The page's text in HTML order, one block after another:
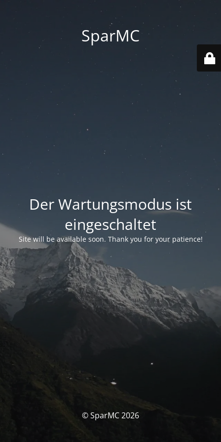
SparMC
Der Wartungsmodus ist
eingeschaltet
Site will be available soon. Thank you for your patience!
© SparMC 2026